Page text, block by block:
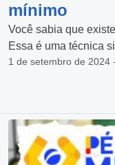
mínimo
Você sabia que
Essa é uma técnica
1 de setembro de 2024